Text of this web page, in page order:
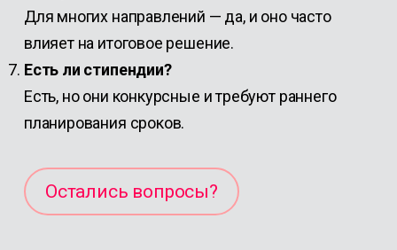
Для многих направлений — да, и оно часто
влияет на итоговое решение.
Есть ли стипендии?
Есть, но они конкурсные и требуют раннего
планирования сроков.
Остались вопросы?